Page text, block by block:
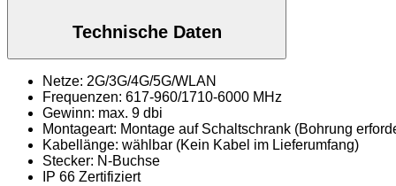
Technische Daten
Netze: 2G/3G/4G/5G/WLAN
Frequenzen: 617-960/1710-6000 MHz
Gewinn: max. 9 dbi
Montageart: Montage auf Schaltschrank (Bohrung
Kabellänge: wählbar (Kein Kabel im Lieferumfang)
Stecker: N-Buchse
IP 66 Zertifiziert